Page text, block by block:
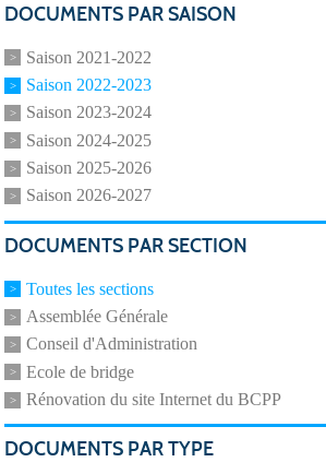
DOCUMENTS PAR SAISON
Saison 2021-2022
Saison 2022-2023
Saison 2023-2024
Saison 2024-2025
Saison 2025-2026
Saison 2026-2027
DOCUMENTS PAR SECTION
Toutes les sections
Assemblée Générale
Conseil d'Administration
Ecole de bridge
Rénovation du site Internet du BCPP
DOCUMENTS PAR TYPE